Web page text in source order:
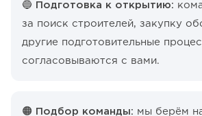
🔵 Подготовка к открытию:
за поиск строителей, закупку
другие подготовительные
согласовываются с вами.
🟠 Подбор команды: мы берём